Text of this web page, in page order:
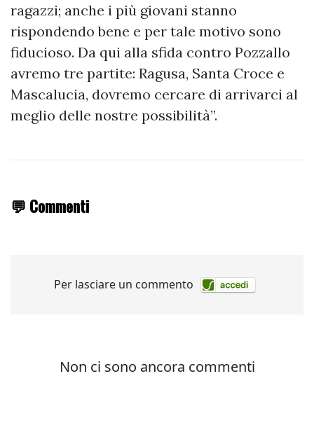
ragazzi; anche i più giovani stanno
rispondendo bene e per tale motivo sono
fiducioso. Da qui alla sfida contro Pozzallo
avremo tre partite: Ragusa, Santa Croce e
Mascalucia, dovremo cercare di arrivarci al
meglio delle nostre possibilità”.
💬 Commenti